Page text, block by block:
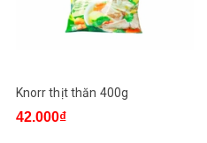
Knorr thịt thăn 400g
42.000₫